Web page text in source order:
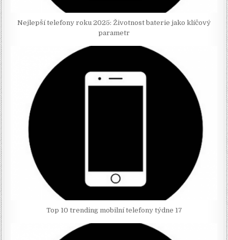
Nejlepší telefony roku 2025: Životnost baterie jako klíčový
parametr
Top 10 trending mobilní telefony týdne 17